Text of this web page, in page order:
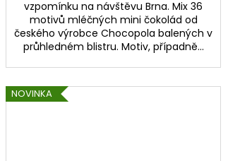
vzpomínku na návštěvu Brna. Mix 36
motivů mléčných mini čokolád od
českého výrobce Chocopola balených v
průhledném blistru. Motiv, případně...
NOVINKA